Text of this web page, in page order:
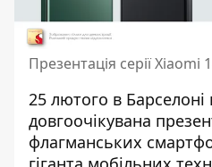
Презентація серії Xiaomi
25 лютого в Барселоні
довгоочікувана
флагманських